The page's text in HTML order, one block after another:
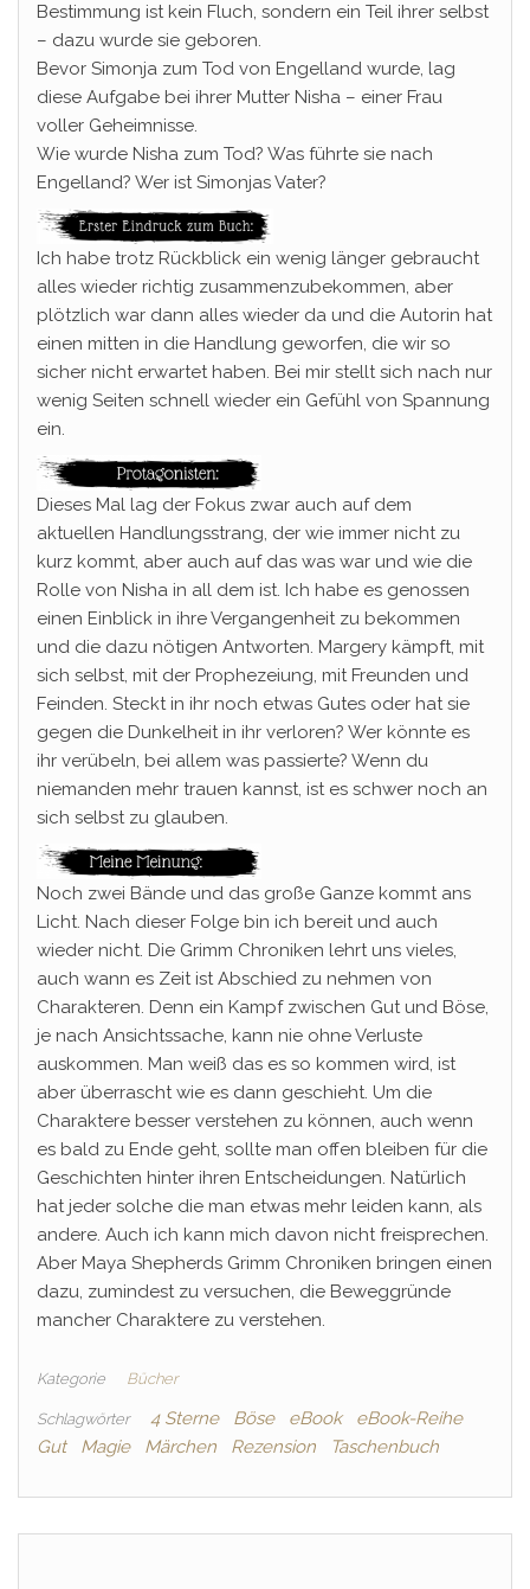
Bestimmung ist kein Fluch, sondern ein Teil ihrer selbst
– dazu wurde sie geboren.
Bevor Simonja zum Tod von Engelland wurde, lag
diese Aufgabe bei ihrer Mutter Nisha – einer Frau
voller Geheimnisse.
Wie wurde Nisha zum Tod? Was führte sie nach
Engelland? Wer ist Simonjas Vater?
Ich habe trotz Rückblick ein wenig länger gebraucht
alles wieder richtig zusammenzubekommen, aber
plötzlich war dann alles wieder da und die Autorin hat
einen mitten in die Handlung geworfen, die wir so
sicher nicht erwartet haben. Bei mir stellt sich nach nur
wenig Seiten schnell wieder ein Gefühl von Spannung
ein.
Dieses Mal lag der Fokus zwar auch auf dem
aktuellen Handlungsstrang, der wie immer nicht zu
kurz kommt, aber auch auf das was war und wie die
Rolle von Nisha in all dem ist. Ich habe es genossen
einen Einblick in ihre Vergangenheit zu bekommen
und die dazu nötigen Antworten. Margery kämpft, mit
sich selbst, mit der Prophezeiung, mit Freunden und
Feinden. Steckt in ihr noch etwas Gutes oder hat sie
gegen die Dunkelheit in ihr verloren? Wer könnte es
ihr verübeln, bei allem was passierte? Wenn du
niemanden mehr trauen kannst, ist es schwer noch an
sich selbst zu glauben.
Noch zwei Bände und das große Ganze kommt ans
Licht. Nach dieser Folge bin ich bereit und auch
wieder nicht. Die Grimm Chroniken lehrt uns vieles,
auch wann es Zeit ist Abschied zu nehmen von
Charakteren. Denn ein Kampf zwischen Gut und Böse,
je nach Ansichtssache, kann nie ohne Verluste
auskommen. Man weiß das es so kommen wird, ist
aber überrascht wie es dann geschieht. Um die
Charaktere besser verstehen zu können, auch wenn
es bald zu Ende geht, sollte man offen bleiben für die
Geschichten hinter ihren Entscheidungen. Natürlich
hat jeder solche die man etwas mehr leiden kann, als
andere. Auch ich kann mich davon nicht freisprechen.
Aber Maya Shepherds Grimm Chroniken bringen einen
dazu, zumindest zu versuchen, die Beweggründe
mancher Charaktere zu verstehen.
Kategorie Bücher
Schlagwörter 4 Sterne Böse eBook
eBook-Reihe
Gut
Magie Märchen Rezension Taschenbuch